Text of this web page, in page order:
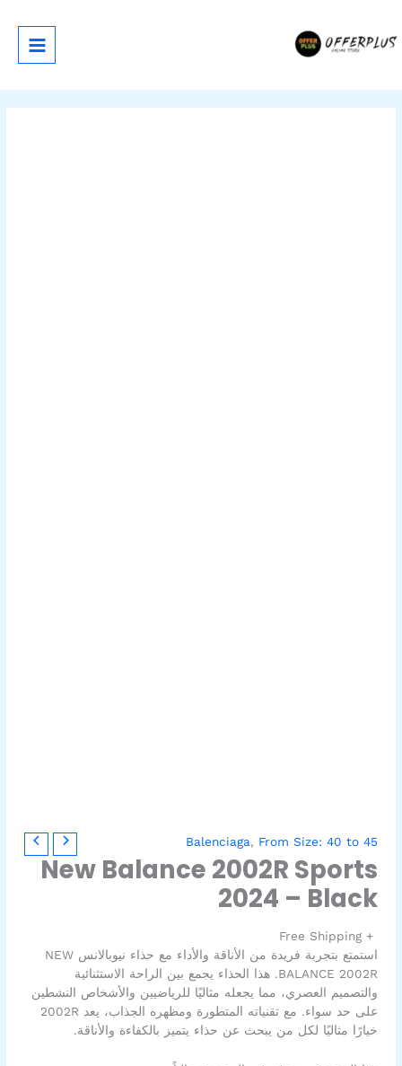
المحتوى
Balenciaga, From Size: 40 to 45
New Balance 2002R Sports
2024 – Black
+ Free Shipping
استمتع بتجربة فريدة من الأناقة والأداء مع حذاء نيوبالانس NEW
BALANCE 2002R. هذا الحذاء يجمع بين الراحة الاستثنائية
والتصميم العصري، مما يجعله مثاليًا للرياضيين والأشخاص النشطين
على حد سواء. مع تقنياته المتطورة ومظهره الجذاب، يعد 2002R
خيارًا مثاليًا لكل من يبحث عن حذاء يتميز بالكفاءة والأناقة.